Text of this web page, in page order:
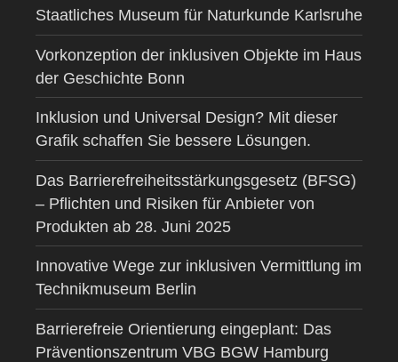
Staatliches Museum für Naturkunde Karlsruhe
Vorkonzeption der inklusiven Objekte im Haus
der Geschichte Bonn
Inklusion und Universal Design? Mit dieser
Grafik schaffen Sie bessere Lösungen.
Das Barrierefreiheitsstärkungsgesetz (BFSG)
– Pflichten und Risiken für Anbieter von
Produkten ab 28. Juni 2025
Innovative Wege zur inklusiven Vermittlung im
Technikmuseum Berlin
Barrierefreie Orientierung eingeplant: Das
Präventionszentrum VBG BGW Hamburg